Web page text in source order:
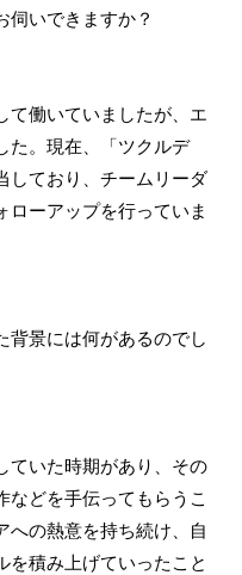
伺いできますか？
て働いていましたが、エ
た。現在、「ツクルデ
しており、チームリーダ
ローアップを行っていま
背景には何があるのでし
ていた時期があり、その
などを手伝ってもらうこ
への熱意を持ち続け、自
を積み上げていったこと